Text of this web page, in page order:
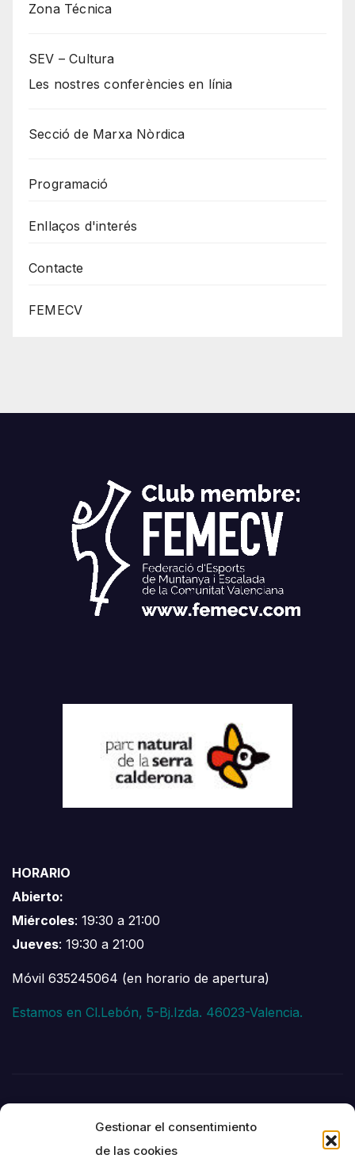
Gestionar el consentimiento
de las cookies
Zona Técnica
SEV – Cultura
Les nostres conferències en línia
Secció de Marxa Nòrdica
Programació
Enllaços d'interés
Contacte
FEMECV
HORARIO
Abierto:
Miércoles: 19:30 a 21:00
Jueves: 19:30 a 21:00
Móvil 635245064 (en horario de apertura)
Estamos en Cl.Lebón, 5-Bj.Izda. 46023-Valencia.